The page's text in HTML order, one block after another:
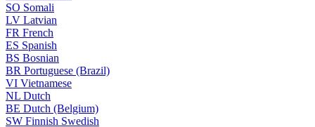
SO Somali
LV Latvian
FR French
ES Spanish
BS Bosnian
BR Portuguese (Brazil)
VI Vietnamese
NL Dutch
BE Dutch (Belgium)
SW Finnish Swedish